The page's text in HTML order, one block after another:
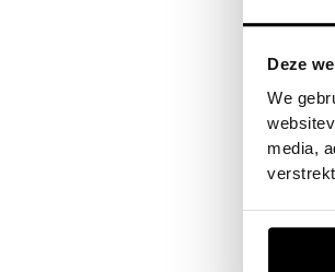
Deze
We
media,